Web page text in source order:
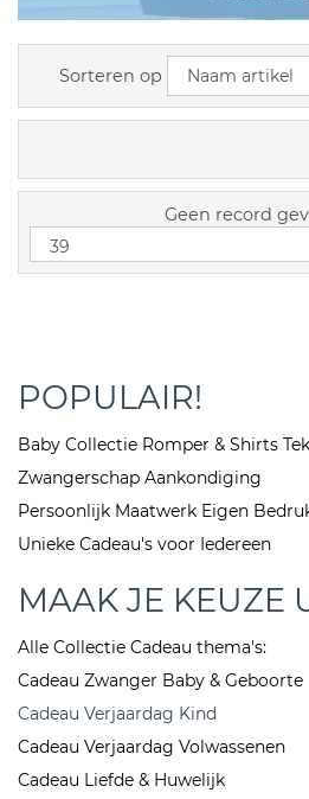
Sorteren op
Geen record
POPULAIR!
Baby Collectie Romper & Shirts
Zwangerschap Aankondiging
Persoonlijk Maatwerk Eigen
Unieke Cadeau's voor Iedereen
MAAK JE KEUZE
Alle Collectie Cadeau thema's:
Cadeau Zwanger Baby & Geboorte
Cadeau Verjaardag Kind
Cadeau Verjaardag Volwassenen
Cadeau Liefde & Huwelijk